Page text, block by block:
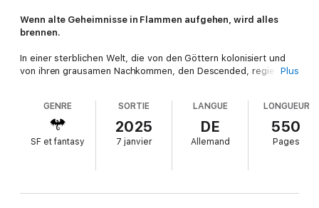
Wenn alte Geheimnisse in Flammen aufgehen, wird alles
brennen.
In einer sterblichen Welt, die von den Göttern kolonisiert und
von ihren grausamen Nachkommen, den Descended, regiert
Verschwinden ihrer Mutter - und die Entdeckung eines
gefährlichen Geheimnisses über ihre Vergangenheit - bieten
Diem eine unerwartete Gelegenheit, in die dunkle Welt der
adeligen Descended einzutreten und das Netz der Rätsel zu
attraktiven, geheimnisvollen Erben des sterbenden Königs, der
Plus
GENRE
SF et fantasy
SORTIE
2025
7 janvier
LANGUE
DE
Allemand
LONGUEUR
550
Pages